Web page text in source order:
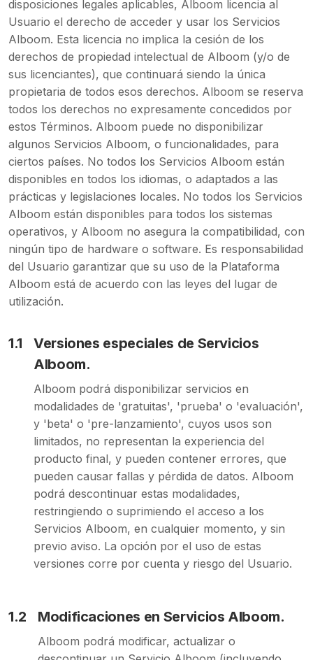
disposiciones legales aplicables, Alboom licencia al
Usuario el derecho de acceder y usar los Servicios
Alboom. Esta licencia no implica la cesión de los
derechos de propiedad intelectual de Alboom (y/o de
sus licenciantes), que continuará siendo la única
propietaria de todos esos derechos. Alboom se reserva
todos los derechos no expresamente concedidos por
estos Términos. Alboom puede no disponibilizar
algunos Servicios Alboom, o funcionalidades, para
ciertos países. No todos los Servicios Alboom están
disponibles en todos los idiomas, o adaptados a las
prácticas y legislaciones locales. No todos los Servicios
Alboom están disponibles para todos los sistemas
operativos, y Alboom no asegura la compatibilidad, con
ningún tipo de hardware o software. Es responsabilidad
del Usuario garantizar que su uso de la Plataforma
Alboom está de acuerdo con las leyes del lugar de
utilización.
1.1
Versiones especiales de Servicios
Alboom.
Alboom podrá disponibilizar servicios en
modalidades de 'gratuitas', 'prueba' o 'evaluación',
y 'beta' o 'pre-lanzamiento', cuyos usos son
limitados, no representan la experiencia del
producto final, y pueden contener errores, que
pueden causar fallas y pérdida de datos. Alboom
podrá descontinuar estas modalidades,
restringiendo o suprimiendo el acceso a los
Servicios Alboom, en cualquier momento, y sin
previo aviso. La opción por el uso de estas
versiones corre por cuenta y riesgo del Usuario.
1.2 Modificaciones en Servicios Alboom.
Alboom podrá modificar, actualizar o